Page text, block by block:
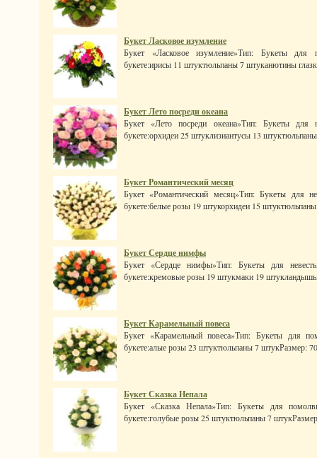
Букет Ласковое изумление
Букет «Ласковое изумление»Тип: Букеты для
букете:ирисы 11 штуктюльпаны 7 штуканютины
Букет Лето посреди океана
Букет «Лето посреди океана»Тип: Букеты для
букете:орхидеи 25 штуклизиантусы 13
Букет Романтический месяц
Букет «Романтический месяц»Тип: Букеты для
букете:белые розы 19 штукорхидеи 15
Букет Сердце нимфы
Букет «Сердце нимфы»Тип: Букеты для
букете:кремовые розы 19 штукмаки 19
Букет Карамельный повеса
Букет «Карамельный повеса»Тип: Букеты для
букете:алые розы 23 штуктюльпаны 7 штукРазмер:
Букет Сказка Непала
Букет «Сказка Непала»Тип: Букеты для
букете:голубые розы 25 штуктюльпаны 7